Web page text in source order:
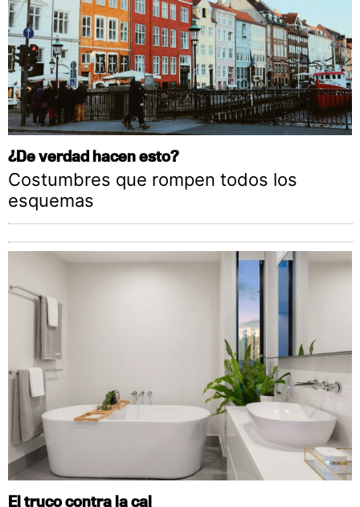
¿De verdad hacen esto?
Costumbres que rompen todos los
esquemas
El truco contra la cal